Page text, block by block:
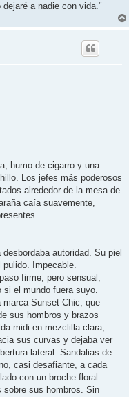
a nadie con vida."
humo de cigarro y una
Los jefes más poderosos
alrededor de la mesa de
caía suavemente,
autoridad. Su piel
Impecable.
firme, pero sensual,
el mundo fuera suyo.
Sunset Chic, que
sus hombros y brazos
midi en mezclilla clara,
sus curvas y dejaba ver
lateral. Sandalias de
casi desafiante, a cada
con un broche floral
sobre sus hombros. Sin